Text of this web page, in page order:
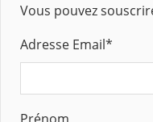
Vous pouvez
Adresse Email*
Prénom